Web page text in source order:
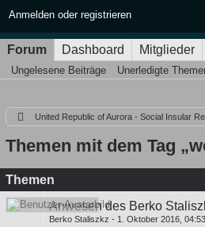
Anmelden oder registrieren
Forum Dashboard Mitglieder
Ungelesene Beiträge Unerledigte
United Republic of Aurora - Social Insular
Themen mit dem Tag
Themen
Anwesen des Berko
Berko Staliszkz - 1. Oktober 2016, 04:53